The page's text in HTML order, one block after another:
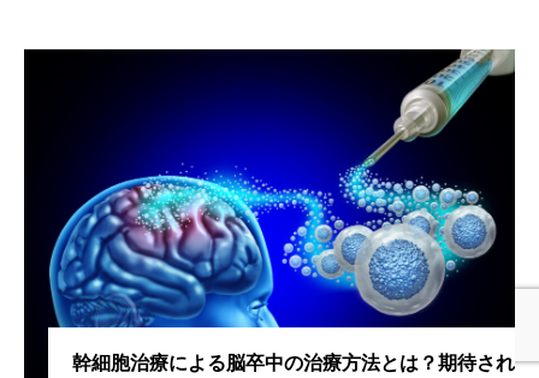
幹細胞治療による脳卒中の治療方法とは？期待され